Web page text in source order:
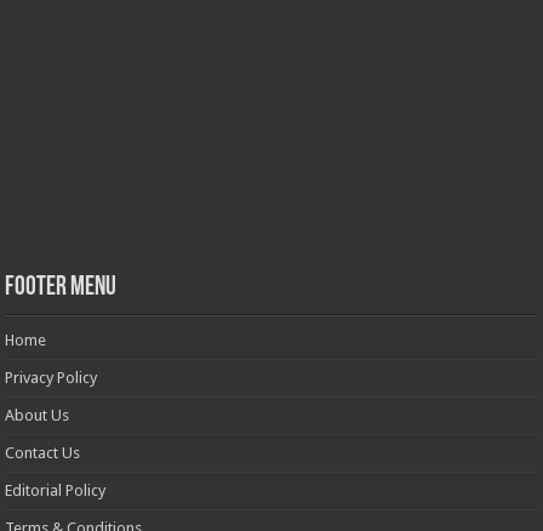
Footer Menu
Home
Privacy Policy
About Us
Contact Us
Editorial Policy